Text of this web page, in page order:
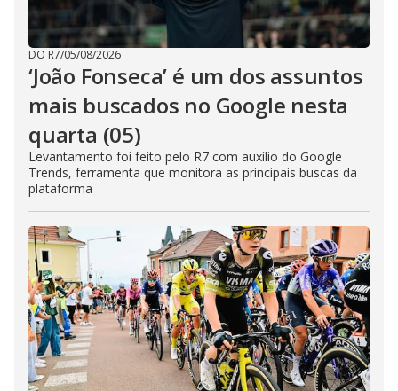
DO R7/05/08/2026
‘João Fonseca’ é um dos assuntos
mais buscados no Google nesta
quarta (05)
Levantamento foi feito pelo R7 com auxílio do Google
Trends, ferramenta que monitora as principais buscas da
plataforma